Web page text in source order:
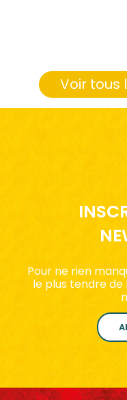
Voir tous
Pour ne rien
le plus tendre